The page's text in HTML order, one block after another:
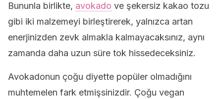
Bununla birlikte, avokado ve şekersiz kakao tozu
gibi iki malzemeyi birleştirerek, yalnızca artan
enerjinizden zevk almakla kalmayacaksınız, aynı
zamanda daha uzun süre tok hissedeceksiniz.
Avokadonun çoğu diyette popüler olmadığını
muhtemelen fark etmişsinizdir. Çoğu vegan